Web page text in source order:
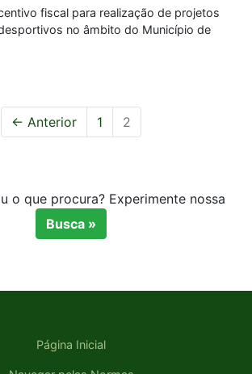
fiscal para realização de projetos
no âmbito do Município de
← Anterior 1 2
o que procura? Experimente nossa
Busca »
Página Inicial